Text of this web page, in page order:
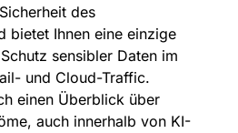
des
bietet Ihnen eine einzige
sensibler Daten im
und Cloud-Traffic.
einen Überblick über
auch innerhalb von KI-